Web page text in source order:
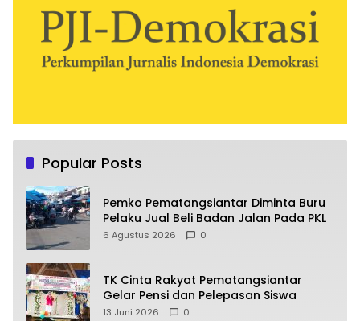
Popular Posts
Pemko Pematangsiantar Diminta Buru
Pelaku Jual Beli Badan Jalan Pada PKL
6 Agustus 2026 0
TK Cinta Rakyat Pematangsiantar
Gelar Pensi dan Pelepasan Siswa
13 Juni 2026 0